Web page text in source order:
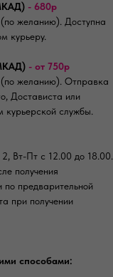
- 680р
желанию). Доступна
курьеру.
- от 750р
желанию). Отправка
Достависта или
курьерской службы.
Вт-Пт с 12.00 до 18.00.
получения
по предварительной
при получении
способами: